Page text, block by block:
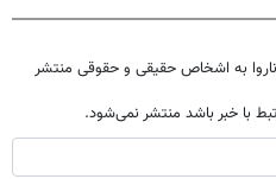
به اشخاص حقیقی و حقوقی منتشر
با خبر باشد منتشر نمی‌شود.